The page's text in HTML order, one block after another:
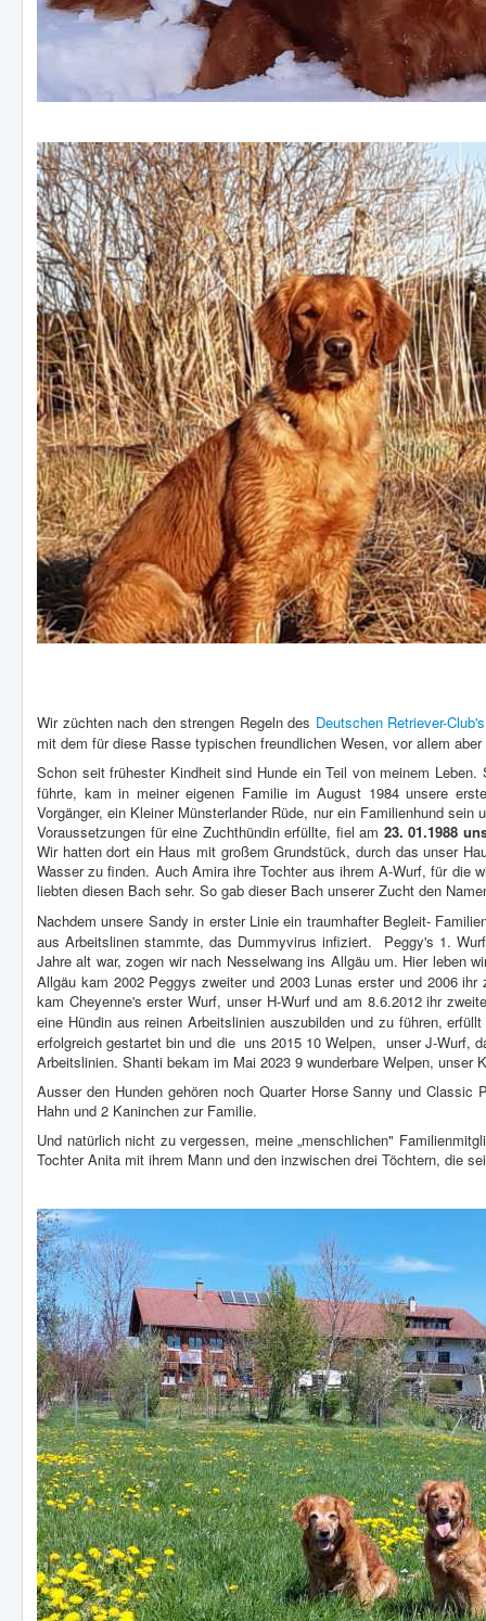
Wir züchten nach den strengen Regeln des Deutschen Retriever-Club's
mit dem für diese Rasse typischen freundlichen Wesen, vor allem
Schon seit frühester Kindheit sind Hunde ein Teil von meinem
führte, kam in meiner eigenen Familie im August 1984 unsere
Vorgänger, ein Kleiner Münsterlander Rüde, nur ein Familienhund
Voraussetzungen für eine Zuchthündin erfüllte, fiel am 23. 01.1988
Wir hatten dort ein Haus mit großem Grundstück, durch das unser
Wasser zu finden. Auch Amira ihre Tochter aus ihrem A-Wurf, für die
liebten diesen Bach sehr. So gab dieser Bach unserer Zucht den
Nachdem unsere Sandy in erster Linie ein traumhafter Begleit-
aus Arbeitslinen stammte, das Dummyvirus infiziert. Peggy's 1.
Jahre alt war, zogen wir nach Nesselwang ins Allgäu um. Hier leben
Allgäu kam 2002 Peggys zweiter und 2003 Lunas erster und 2006
kam Cheyenne's erster Wurf, unser H-Wurf und am 8.6.2012 ihr
eine Hündin aus reinen Arbeitslinien auszubilden und zu führen,
erfolgreich gestartet bin und die uns 2015 10 Welpen, unser J-Wurf,
Arbeitslinien. Shanti bekam im Mai 2023 9 wunderbare Welpen,
Ausser den Hunden gehören noch Quarter Horse Sanny und
Hahn und 2 Kaninchen zur Familie.
Und natürlich nicht zu vergessen, meine „menschlichen"
Tochter Anita mit ihrem Mann und den inzwischen drei Töchtern, die